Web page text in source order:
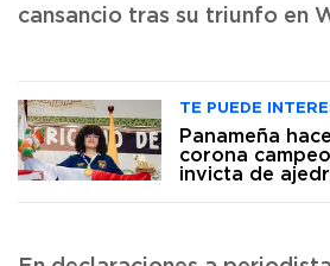
cansancio tras su triunfo en
TE PUEDE
Panameña
corona
invicta de